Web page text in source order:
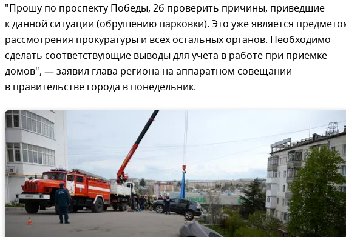
"Прошу по проспекту Победы, 2б проверить причины, приведшие
к данной ситуации (обрушению парковки). Это уже является
рассмотрения прокуратуры и всех остальных органов. Необходимо
сделать соответствующие выводы для учета в работе при приемке
домов", — заявил глава региона на аппаратном совещании
в правительстве города в понедельник.